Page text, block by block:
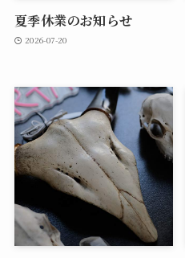
夏季休業のお知らせ
2026-07-20